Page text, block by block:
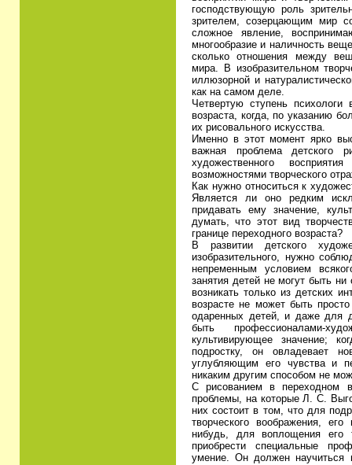
господствующую роль
зрителем, созерцающим мир
сложное явление,
многообразие и наличность
сколько отношения между
мира. В изобразительном
иллюзорной и
как на самом деле.
Четвертую ступень
возраста, когда, по указанию
их рисовального искусства.
Именно в этот момент ярко
важная проблема детского
художественного
возможностями творческого
Как нужно относиться к
Является ли оно редким
придавать ему значение,
думать, что этот вид
границе переходного возраста?
В развитии детского
изобразительного, нужно
непременным условием
занятия детей не могут быть
возникать только из детских
возрасте не может быть
одаренных детей, и даже для
быть профессионалами-
культивирующее значение;
подростку, он овладевает
углубляющим его чувства и
никаким другим способом не
С рисованием в переходном
проблемы, на которые Л. С.
них состоит в том, что для
творческого воображения,
нибудь, для воплощения его
приобрести специальные
умение. Он должен научиться